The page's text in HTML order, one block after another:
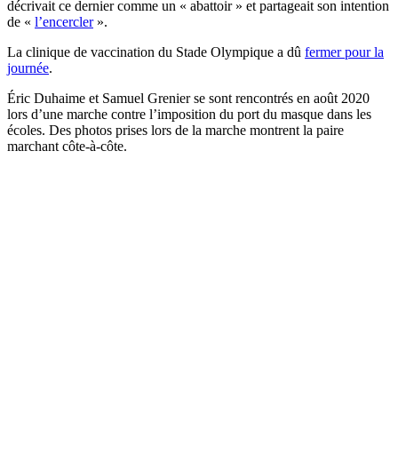
décrivait ce dernier comme un « abattoir » et partageait son intention
de « l’encercler».
La clinique de vaccination du Stade Olympique a dû fermer pour la
journée.
Éric Duhaime et Samuel Grenier se sont rencontrés en août 2020
lors d’une marche contre l’imposition du port du masque dans les
écoles. Des photos prises lors de la marche montrent la paire
marchant côte-à-côte.